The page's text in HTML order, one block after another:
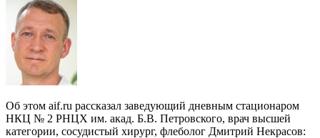
Об этом аif.ru рассказал заведующий дневным стационаром
НКЦ № 2 РНЦХ им. акад. Б.В. Петровского, врач высшей
категории, сосудистый хирург, флеболог Дмитрий Некрасов: